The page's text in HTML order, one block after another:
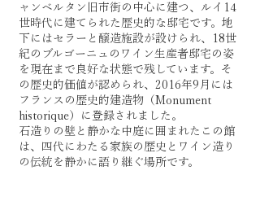
ャンベルタン旧市街の中心に建つ、ルイ14
世時代に建てられた歴史的な邸宅です。地
下にはセラーと醸造施設が設けられ、18世
紀のブルゴーニュのワイン生産者邸宅の姿
を現在まで良好な状態で残しています。そ
の歴史的価値が認められ、2016年9月には
フランスの歴史的建造物（Monument
historique）に登録されました。
石造りの壁と静かな中庭に囲まれたこの館
は、四代にわたる家族の歴史とワイン造り
の伝統を静かに語り継ぐ場所です。